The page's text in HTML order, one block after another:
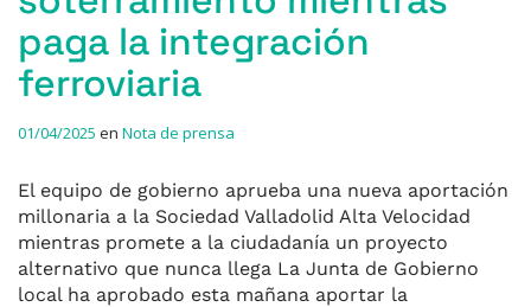
paga la integración
ferroviaria
01/04/2025 en Nota de prensa
El equipo de gobierno aprueba una nueva aportación
millonaria a la Sociedad Valladolid Alta Velocidad
mientras promete a la ciudadanía un proyecto
alternativo que nunca llega La Junta de Gobierno
local ha aprobado esta mañana aportar la